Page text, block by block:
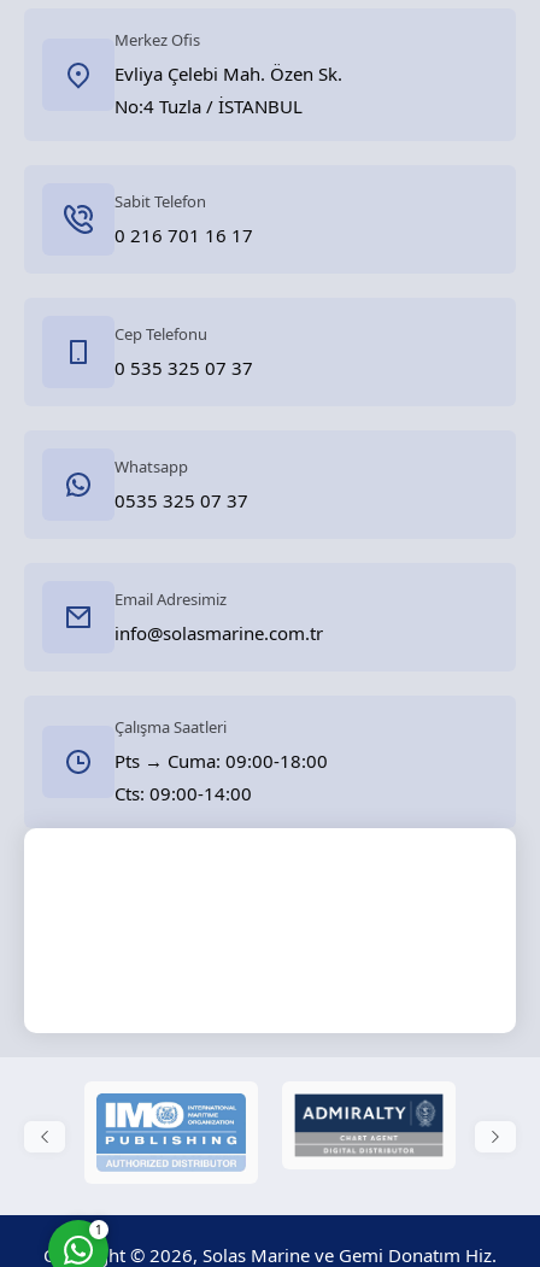
Merkez Ofis
Evliya Çelebi Mah. Özen Sk.
No:4 Tuzla / İSTANBUL
Sabit Telefon
0 216 701 16 17
Cep Telefonu
0 535 325 07 37
Whatsapp
0535 325 07 37
Email Adresimiz
info@solasmarine.com.tr
Çalışma Saatleri
Pts → Cuma: 09:00-18:00
Cts: 09:00-14:00
Copyright © 2026, Solas Marine ve Gemi Donatım Hiz.
Cevap Yaz
1